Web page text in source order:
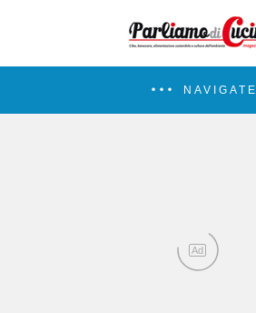
NAVIGATE
Ad